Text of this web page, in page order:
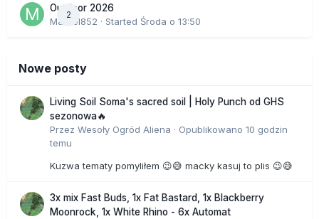
2
Outdoor 2026
Marcel852 · Started Środa o 13:50
Nowe posty
Living Soil Soma's sacred soil | Holy Punch od GHS
sezonowa🔥
Przez Wesoły Ogród Aliena · Opublikowano 10 godzin
temu
Kuzwa tematy pomyliłem 😉😅 macky kasuj to plis 😉😅
3x mix Fast Buds, 1x Fat Bastard, 1x Blackberry
Moonrock, 1x White Rhino - 6x Automat